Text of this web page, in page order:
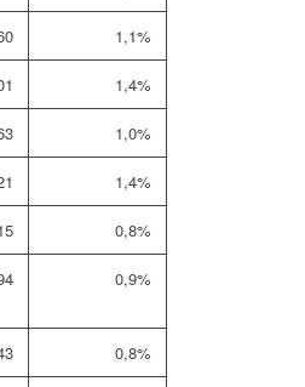
1,1%
1,4%
1,0%
1,4%
0,8%
0,9%
0,8%